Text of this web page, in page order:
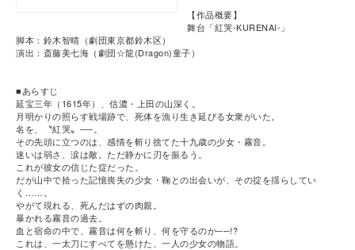
【作品概要】
舞台「紅哭-KURENAI-」
脚本：鈴木智晴（劇団東京都鈴木区）
演出：斎藤美七海（劇団☆龍(Dragon)童子）
■あらすじ
延宝三年（1615年）、信濃・上田の山深く。
月明かりの照らす戦場跡で、死体を漁り生き延びる女衆がいた。
名を、〝紅哭〟──。
その先頭に立つのは、感情を斬り捨てた十九歳の少女・霧音。
迷いは弱さ、涙は敵。ただ静かに刃を振るう。
これが彼女の信じた掟だった。
だが山中で拾った記憶喪失の少女・鞠との出会いが、その掟を揺らしてい
く……。
やがて現れる、死んだはずの肉親。
暴かれる霧音の過去。
血と宿命の中で、霧音は何を斬り、何を守るのか──!?
これは、一太刀にすべてを懸けた、一人の少女の物語。